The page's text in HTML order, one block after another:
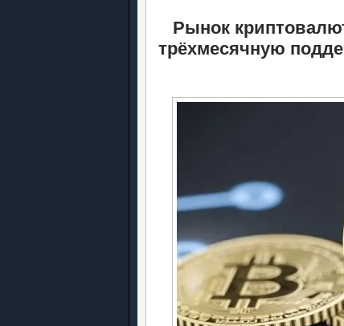
Рынок
трёхмесячную